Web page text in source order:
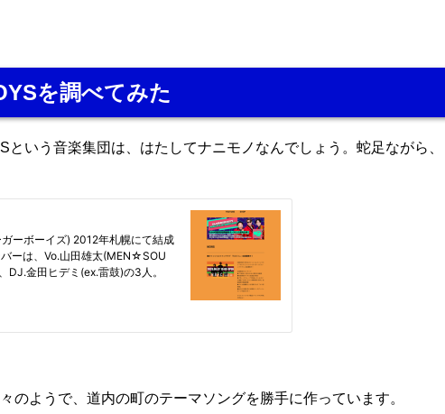
を調べてみた
という音楽集団は、はたしてナニモノなんでしょう。蛇足ながら、
のようで、道内の町のテーマソングを勝手に作っています。